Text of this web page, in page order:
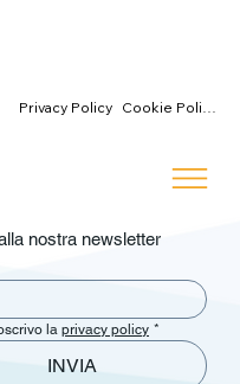
HEALTH
Privacy Policy
nostra newsletter
la privacy policy *
INVIA